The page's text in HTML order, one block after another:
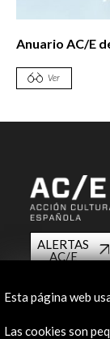
Anuario AC/E
Ver
ALERTAS
AC/E
Esta página web
Las cookies son